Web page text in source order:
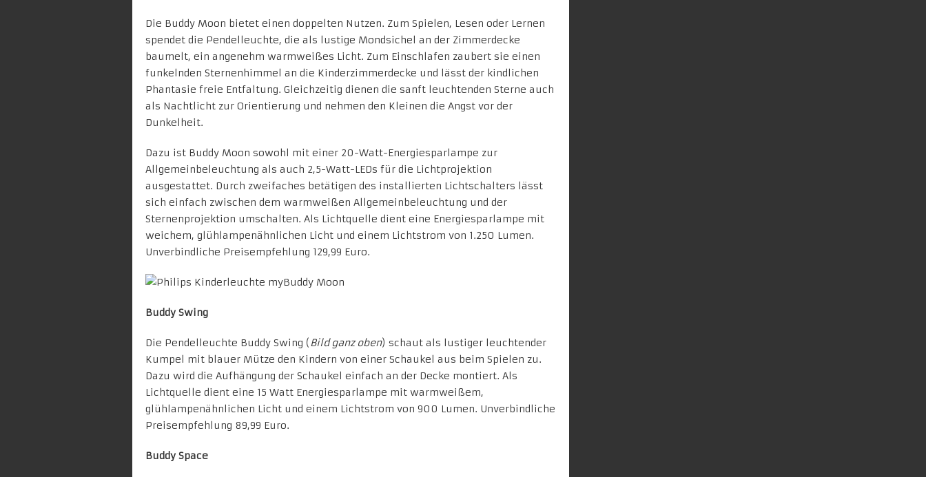
Die Buddy Moon bietet einen doppelten Nutzen. Zum Spielen, Lesen oder Lernen
spendet die Pendelleuchte, die als lustige Mondsichel an der Zimmerdecke
baumelt, ein angenehm warmweißes Licht. Zum Einschlafen zaubert sie einen
funkelnden Sternenhimmel an die Kinderzimmerdecke und lässt der kindlichen
Phantasie freie Entfaltung. Gleichzeitig dienen die sanft leuchtenden Sterne auch
als Nachtlicht zur Orientierung und nehmen den Kleinen die Angst vor der
Dunkelheit.
Dazu ist Buddy Moon sowohl mit einer 20-Watt-Energiesparlampe zur
Allgemeinbeleuchtung als auch 2,5-Watt-LEDs für die Lichtprojektion
ausgestattet. Durch zweifaches betätigen des installierten Lichtschalters lässt
sich einfach zwischen dem warmweißen Allgemeinbeleuchtung und der
Sternenprojektion umschalten. Als Lichtquelle dient eine Energiesparlampe mit
weichem, glühlampenähnlichen Licht und einem Lichtstrom von 1.250 Lumen.
Unverbindliche Preisempfehlung 129,99 Euro.
Buddy Swing
Die Pendelleuchte Buddy Swing (Bild ganz oben) schaut als lustiger leuchtender
Kumpel mit blauer Mütze den Kindern von einer Schaukel aus beim Spielen zu.
Dazu wird die Aufhängung der Schaukel einfach an der Decke montiert. Als
Lichtquelle dient eine 15 Watt Energiesparlampe mit warmweißem,
glühlampenähnlichen Licht und einem Lichtstrom von 900 Lumen. Unverbindliche
Preisempfehlung 89,99 Euro.
Buddy Space